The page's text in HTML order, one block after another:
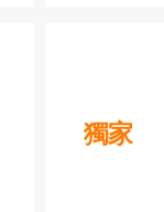
獨家